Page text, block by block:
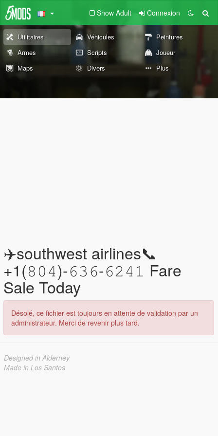
Show Adult Connexion
Utilitaires Véhicules
Peintures
Armes
Scripts
Joueur
Maps
Divers Plus
✈️southwest airlines📞
+1(𝟾𝟶𝟺)-𝟼𝟹𝟼-𝟼𝟸𝟺𝟷 Fare
Sale Today
Désolé, ce fichier est toujours en attente de validation par un
administrateur. Merci de revenir plus tard.
Designed in Alderney
Made in Los Santos